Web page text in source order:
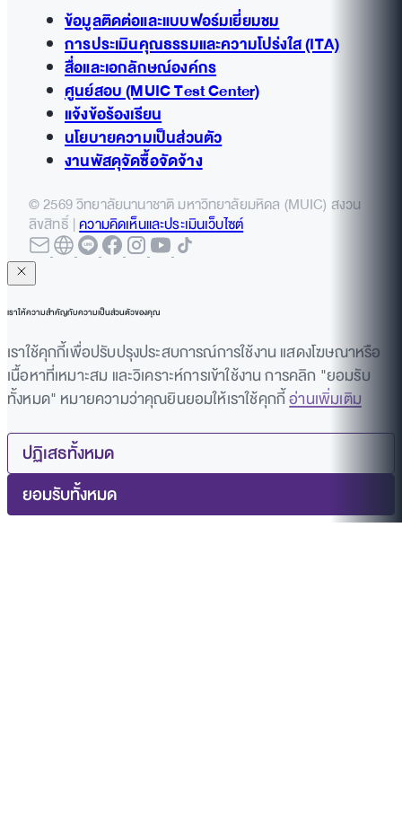
ข้อมูลติดต่อและแบบฟอร์มเยี่ยมชม
การประเมินคุณธรรมและความโปร่งใส (ITA)
สื่อและเอกลักษณ์องค์กร
ศูนย์สอบ (MUIC Test Center)
แจ้งข้อร้องเรียน
นโยบายความเป็นส่วนตัว
งานพัสดุจัดซื้อจัดจ้าง
© 2569 วิทยาลัยนานาชาติ มหาวิทยาลัยมหิดล (MUIC) สงวน
ลิขสิทธิ์ |ความคิดเห็นและประเมินเว็บไซต์
เราให้ความสำคัญกับความเป็นส่วนตัวของคุณ
เราใช้คุกกี้เพื่อปรับปรุงประสบการณ์การใช้งาน แสดงโฆษณาหรือ
เนื้อหาที่เหมาะสม และวิเคราะห์การเข้าใช้งาน การคลิก "ยอมรับ
ทั้งหมด" หมายความว่าคุณยินยอมให้เราใช้คุกกี้อ่านเพิ่มเติม
ปฏิเสธทั้งหมด
ยอมรับทั้งหมด